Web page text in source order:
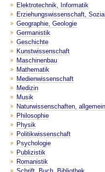
Elektrotechnik, Informatik
Erziehungswissenschaft,
Geographie, Geologie
Germanistik
Geschichte
Kunstwissenschaft
Maschinenbau
Mathematik
Medienwissenschaft
Medizin
Musik
Naturwissenschaften, allgemein
Philosophie
Physik
Politikwissenschaft
Psychologie
Publizistik
Romanistik